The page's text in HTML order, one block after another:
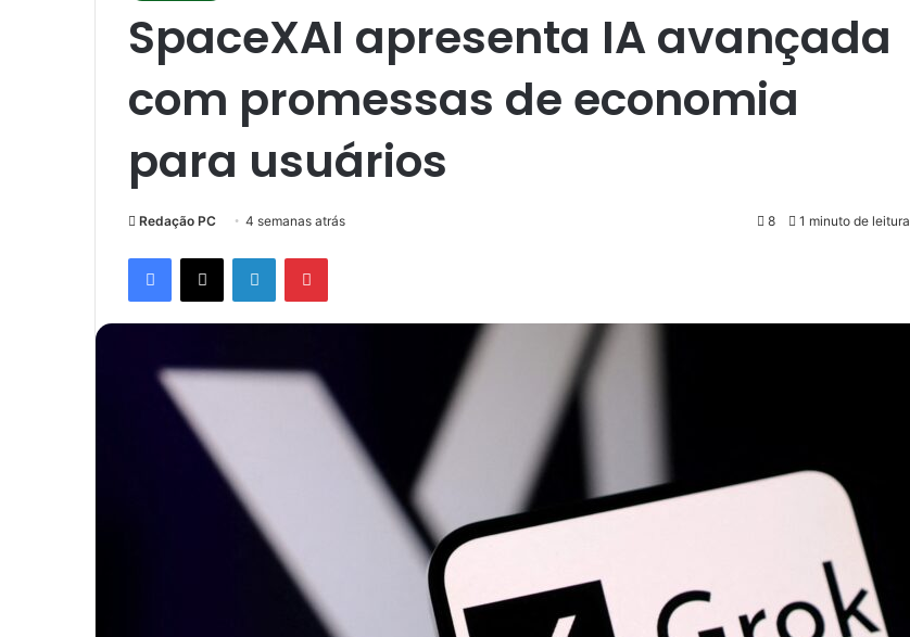
SpaceXAI apresenta IA avançada
com promessas de economia
para usuários
Redação PC 4 semanas atrás 8 1 minuto de leitura
Facebook
X LinkedinPinterest